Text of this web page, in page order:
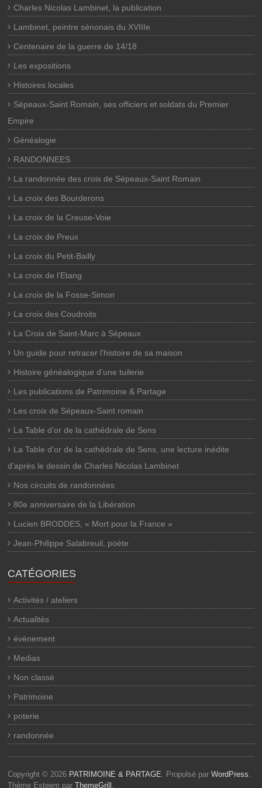
Charles Nicolas Lambinet, la publication
Lambinet, peintre sénonais du XVIIIe
Centenaire de la guerre de 14/18
Les expositions
Histoires locales
Sépeaux-Saint Romain, ses officiers et soldats du Premier
Empire
Généalogie
RANDONNEES
La randonnée des croix de Sépeaux-Saint Romain
La croix des Bourderons
La croix de la Creuse-Voie
La croix de Preux
La croix du Petit-Bailly
La croix de l’Etang
La croix de la Fosse-Simon
La croix des Coudroits
La Croix de Saint-Marc à Sépeaux
Un guide pour retracer l’histoire de sa maison
Histoire généalogique d’une tuilerie
Les publications de Patrimoine & Partage
Les croix de Sépeaux-Saint romain
La Table d’or de la cathédrale de Sens
La Table d’or de la cathédrale de Sens, une lecture inédite
d’après le dessin de Charles Nicolas Lambinet
Nos circuits de randonnées
80e anniversaire de la Libération
Lucien BRODDES, « Mort pour la France »
Jean-Philippe Salabreuil, poète
CATÉGORIES
Activités / ateliers
Actualités
évènement
Medias
Non classé
Patrimoine
poterie
randonnée
Copyright © 2026 PATRIMOINE & PARTAGE. Propulsé parWordPress.
Thème Esteem parThemeGrill .